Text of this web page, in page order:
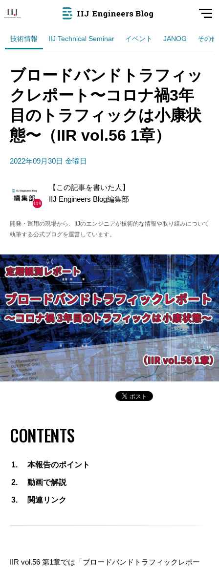
技術情報 IIJ Technical Seminar イベント JANOG その他
ブロードバンドトラフィッ
クレポート〜コロナ禍3年
目のトラフィックは小康状
態〜（IIR vol.56 1章）
2022年09月30日 金曜日
119
【この記事を書いた人】
IIJ Engineers Blog編集部
開発・運用の現場から、IIJのエンジニアが技術的な情報や取り組みについて
執筆する公式ブログを運営しています。
CONTENTS
本報告のポイント
動画で解説
関連リンク
IIR vol.56 第1章では 「ブロードバンドトラフィックレポー